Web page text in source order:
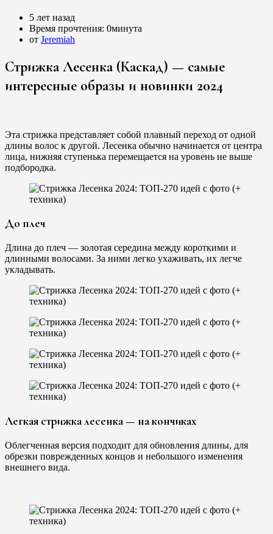
5 лет назад
Время прочтения: 0минута
от Jeremiah
Стрижка Лесенка (Каскад) — самые
интересные образы и новинки 2024
Эта стрижка представляет собой плавный переход от одной
длины волос к другой. Лесенка обычно начинается от центра
лица, нижняя ступенька перемещается на уровень не выше
подбородка.
До плеч
Длина до плеч — золотая середина между короткими и
длинными волосами. За ними легко ухаживать, их легче
укладывать.
Легкая стрижка лесенка — на кончиках
Облегченная версия подходит для обновления длины, для
обрезки поврежденных концов и небольшого изменения
внешнего вида.